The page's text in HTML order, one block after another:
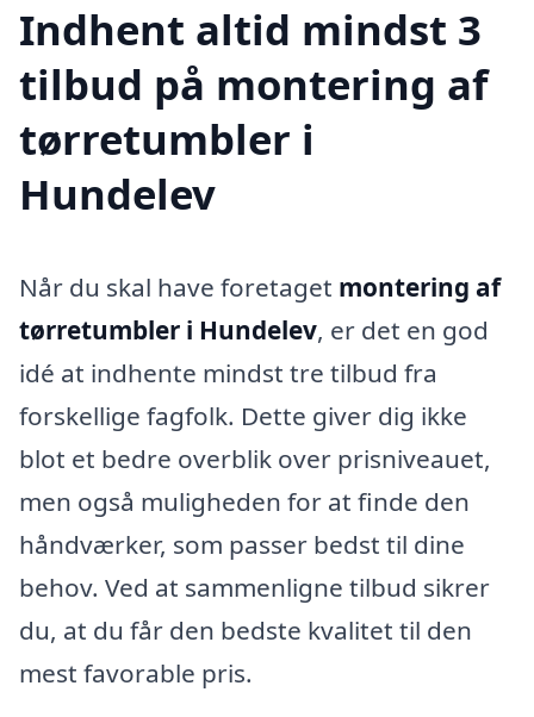
Indhent altid mindst 3
tilbud på montering af
tørretumbler i
Hundelev
Når du skal have foretaget montering af
tørretumbler i Hundelev, er det en god
idé at indhente mindst tre tilbud fra
forskellige fagfolk. Dette giver dig ikke
blot et bedre overblik over prisniveauet,
men også muligheden for at finde den
håndværker, som passer bedst til dine
behov. Ved at sammenligne tilbud sikrer
du, at du får den bedste kvalitet til den
mest favorable pris.